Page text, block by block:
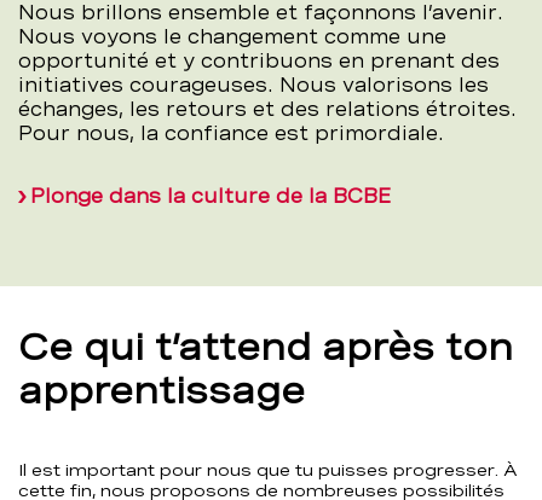
Nous brillons ensemble et façonnons l’avenir.
Nous voyons le changement comme une
opportunité et y contribuons en prenant des
initiatives courageuses. Nous valorisons les
échanges, les retours et des relations étroites.
Pour nous, la confiance est primordiale.
Plonge dans la culture de la BCBE
Ce qui t’attend après ton
apprentissage
Il est important pour nous que tu puisses progresser. À
cette fin, nous proposons de nombreuses possibilités